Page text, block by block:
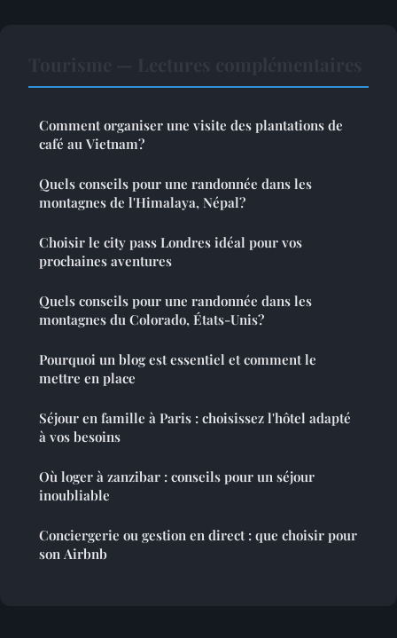
Comment organiser une visite des plantations de
café au Vietnam?
Quels conseils pour une randonnée dans les
montagnes de l'Himalaya, Népal?
Choisir le city pass Londres idéal pour vos
prochaines aventures
Quels conseils pour une randonnée dans les
montagnes du Colorado, États-Unis?
Pourquoi un blog est essentiel et comment le
mettre en place
Séjour en famille à Paris : choisissez l'hôtel adapté
à vos besoins
Où loger à zanzibar : conseils pour un séjour
inoubliable
Conciergerie ou gestion en direct : que choisir pour
son Airbnb